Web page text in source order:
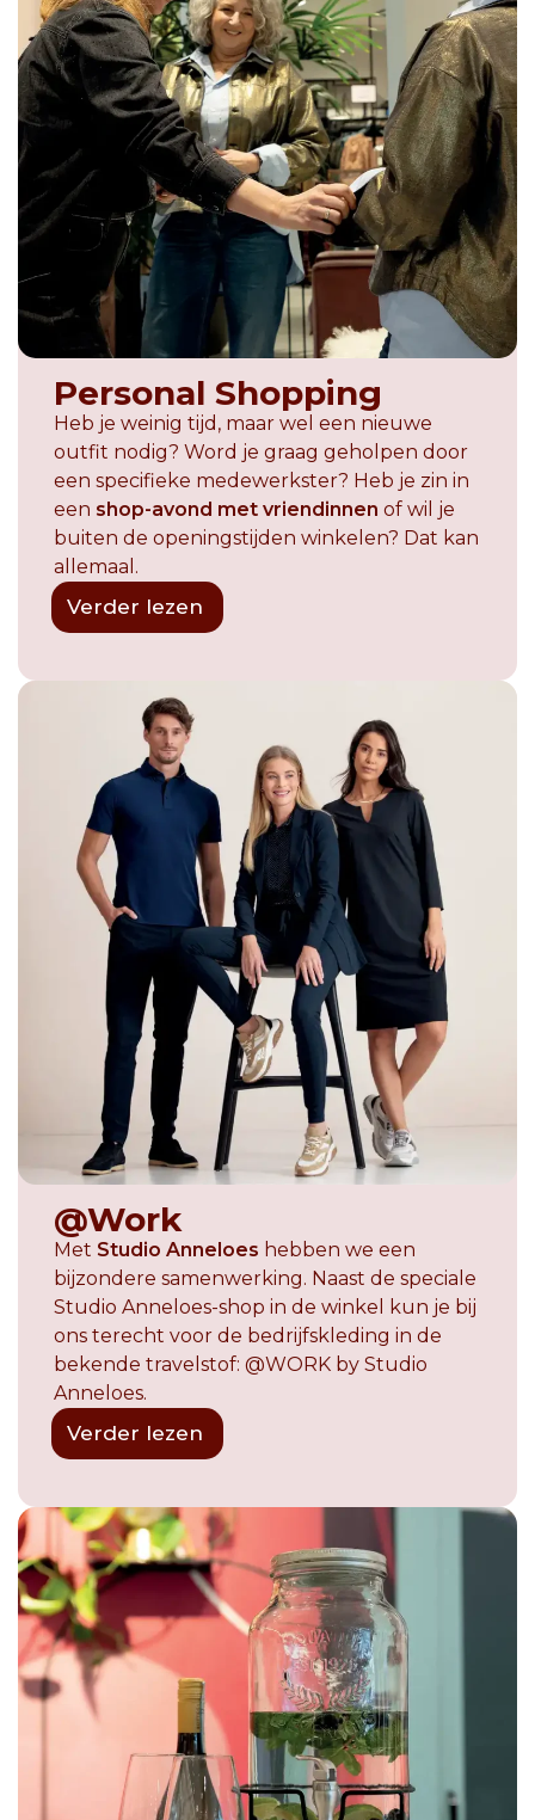
Personal Shopping
Heb je weinig tijd, maar wel een nieuwe
outfit nodig? Word je graag geholpen door
een specifieke medewerkster? Heb je zin in
een shop-avond met vriendinnen of wil je
buiten de openingstijden winkelen? Dat kan
allemaal.
Verder lezen
@Work
Met Studio Anneloes hebben we een
bijzondere samenwerking. Naast de speciale
Studio Anneloes-shop in de winkel kun je bij
ons terecht voor de bedrijfskleding in de
bekende travelstof: @WORK by Studio
Anneloes.
Verder lezen